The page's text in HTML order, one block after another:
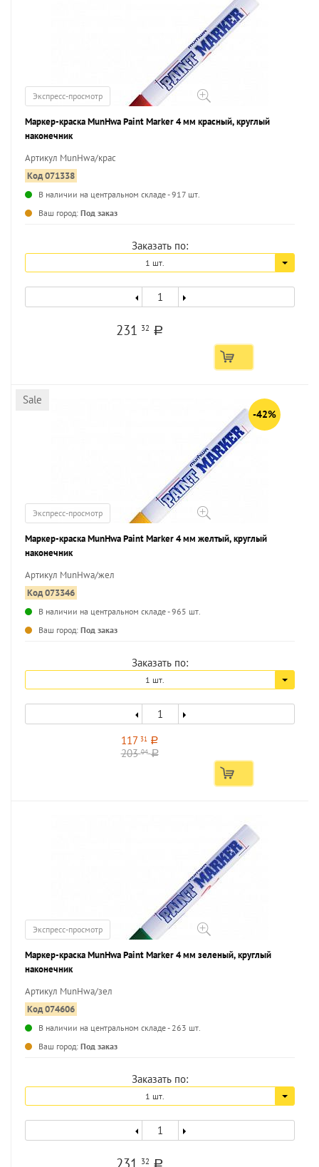
Экспресс-просмотр
Маркер-краска MunHwa Paint Marker 4 мм красный, круглый
наконечник
Артикул MunHwa/крас
Код 071338
В наличии на центральном складе - 917 шт.
Ваш город: Под заказ
Заказать по:
1 шт.
231 32 a
Sale
-42%
Экспресс-просмотр
Маркер-краска MunHwa Paint Marker 4 мм желтый, круглый
наконечник
Артикул MunHwa/жел
Код 073346
В наличии на центральном складе - 965 шт.
Ваш город: Под заказ
Заказать по:
1 шт.
11731 a
20304 a
Экспресс-просмотр
Маркер-краска MunHwa Paint Marker 4 мм зеленый, круглый
наконечник
Артикул MunHwa/зел
Код 074606
В наличии на центральном складе - 263 шт.
Ваш город: Под заказ
Заказать по:
1 шт.
231 32 a